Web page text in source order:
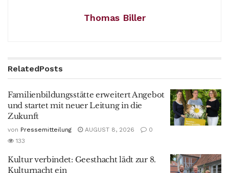
Thomas Biller
RelatedPosts
Familienbildungsstätte erweitert Angebot
und startet mit neuer Leitung in die
Zukunft
von Pressemitteilung AUGUST 8, 2026
0
133
Kultur verbindet: Geesthacht lädt zur 8.
Kulturnacht ein